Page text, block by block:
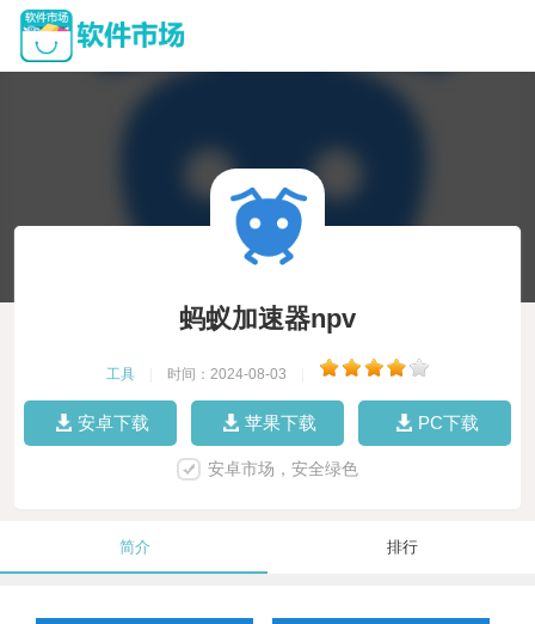
蚂蚁加速器npv
工具 时间：2024-08-03
安卓下载 苹果下载 PC下载
安卓市场，安全绿色
简介 排行